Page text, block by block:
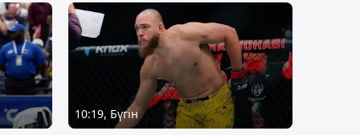
10:19, Бүгін